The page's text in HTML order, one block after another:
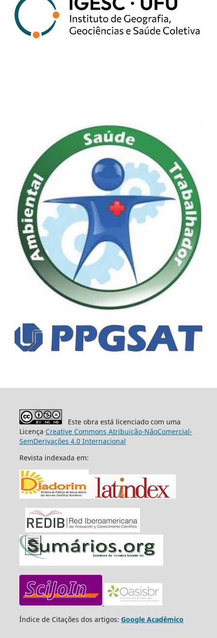
Este obra está licenciado com uma
Licença Creative Commons Atribuição-NãoComercial-
SemDerivações 4.0 Internacional
Revista indexada em:
Índice de Citações dos artigos: Google Acadêmico